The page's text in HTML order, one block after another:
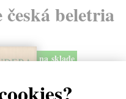
beletria
na sklade